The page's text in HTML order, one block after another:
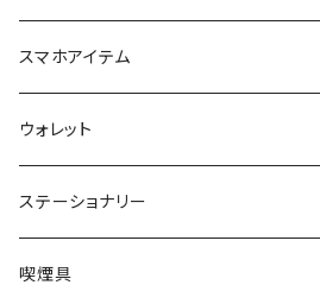
キーケース
キーリング
キーカバー
スマホアイテム
スマホポーチ
ウォレット
ロングウォレット
ミドルウォレット
ステーショナリー
システム手帳
喫煙具